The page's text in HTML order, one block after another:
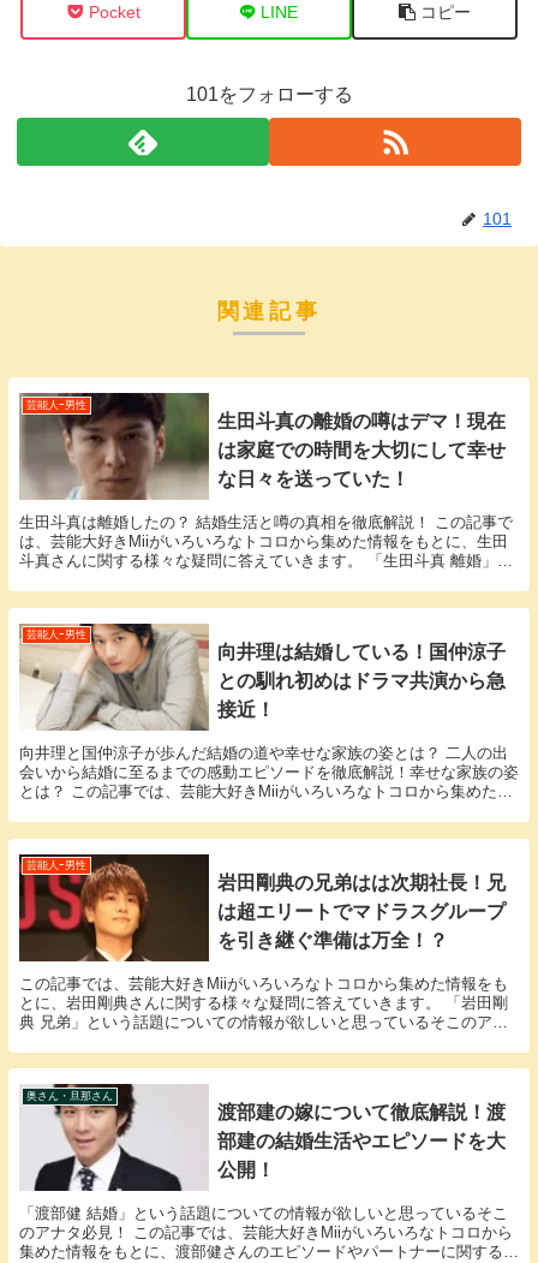
Pocket LINE コピー
101をフォローする
101
関連記事
芸能人ｰ男性
生田斗真の離婚の噂はデマ！現在
は家庭での時間を大切にして幸せ
な日々を送っていた！
生田斗真は離婚したの？ 結婚生活と噂の真相を徹底解説！ この記事で
は、芸能大好きMiiがいろいろなトコロから集めた情報をもとに、生田
斗真さんに関する様々な疑問に答えていきます。 「生田斗真 離婚」と
芸能人ｰ男性
向井理は結婚している！国仲涼子
との馴れ初めはドラマ共演から急
接近！
向井理と国仲涼子が歩んだ結婚の道や幸せな家族の姿とは？ 二人の出
会いから結婚に至るまでの感動エピソードを徹底解説！幸せな家族の姿
とは？ この記事では、芸能大好きMiiがいろいろなトコロから集めた情
芸能人ｰ男性
岩田剛典の兄弟はは次期社長！兄
は超エリートでマドラスグループ
を引き継ぐ準備は万全！？
この記事では、芸能大好きMiiがいろいろなトコロから集めた情報をも
とに、岩田剛典さんに関する様々な疑問に答えていきます。 「岩田剛
典 兄弟」という話題についての情報が欲しいと思っているそこのアナ
奥さん・旦那さん
渡部建の嫁について徹底解説！渡
部建の結婚生活やエピソードを大
公開！
「渡部健 結婚」という話題についての情報が欲しいと思っているそこ
のアナタ必見！ この記事では、芸能大好きMiiがいろいろなトコロから
集めた情報をもとに、渡部健さんのエピソードやパートナーに関する